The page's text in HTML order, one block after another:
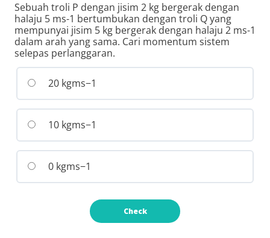
Sebuah troli P dengan jisim 2 kg bergerak dengan
halaju 5 ms-1 bertumbukan dengan troli Q yang
mempunyai jisim 5 kg bergerak dengan halaju 2 ms-1
dalam arah yang sama. Cari momentum sistem
selepas perlanggaran.
20 kgms−1
10 kgms−1
0 kgms−1